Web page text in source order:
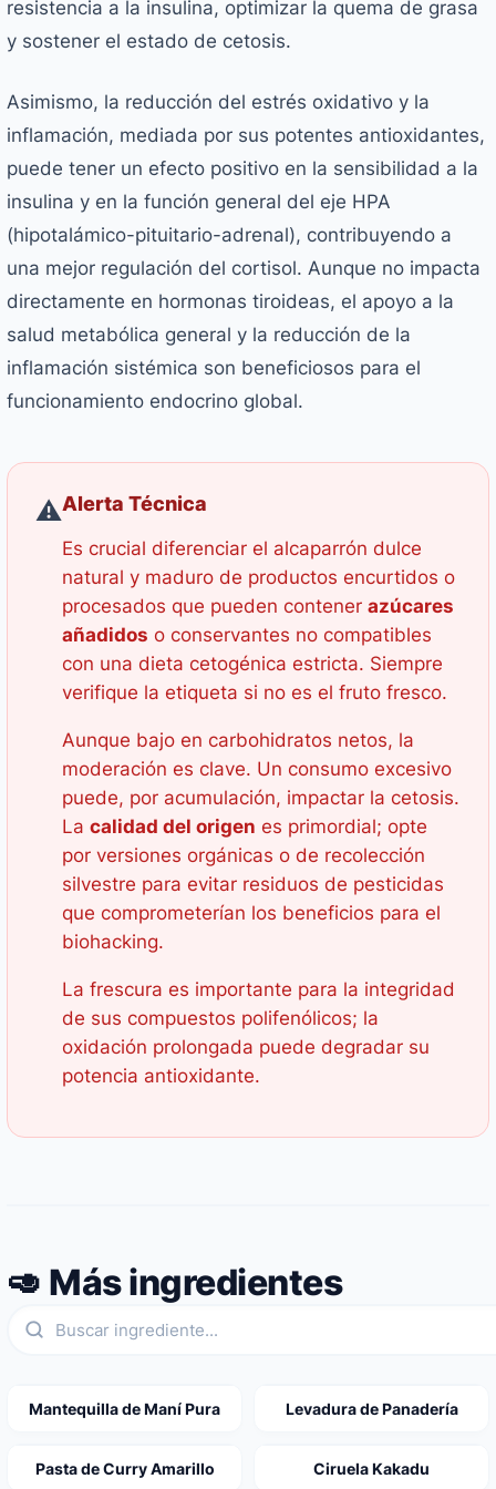
resistencia a la insulina, optimizar la quema de grasa
y sostener el estado de cetosis.
Asimismo, la reducción del estrés oxidativo y la
inflamación, mediada por sus potentes antioxidantes,
puede tener un efecto positivo en la sensibilidad a la
insulina y en la función general del eje HPA
(hipotalámico-pituitario-adrenal), contribuyendo a
una mejor regulación del cortisol. Aunque no impacta
directamente en hormonas tiroideas, el apoyo a la
salud metabólica general y la reducción de la
inflamación sistémica son beneficiosos para el
funcionamiento endocrino global.
⚠️Alerta Técnica
Es crucial diferenciar el alcaparrón dulce
natural y maduro de productos encurtidos o
procesados que pueden contener azúcares
añadidos o conservantes no compatibles
con una dieta cetogénica estricta. Siempre
verifique la etiqueta si no es el fruto fresco.
Aunque bajo en carbohidratos netos, la
moderación es clave. Un consumo excesivo
puede, por acumulación, impactar la cetosis.
La calidad del origen es primordial; opte
por versiones orgánicas o de recolección
silvestre para evitar residuos de pesticidas
que comprometerían los beneficios para el
biohacking.
La frescura es importante para la integridad
de sus compuestos polifenólicos; la
oxidación prolongada puede degradar su
potencia antioxidante.
🥑 Más ingredientes
Mantequilla de Maní Pura Levadura de Panadería
Pasta de Curry Amarillo Ciruela Kakadu